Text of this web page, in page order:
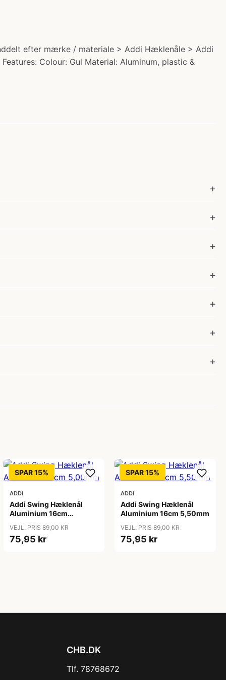
efter mærke / materiale > Addi Hæklenåle > Addi
Colour: Gul Material: Aluminum, plastic &
SPAR 15%
ADDI
Addi Swing Hæklenål
Aluminium 16cm
VEJL. PRIS 89,00 KR
75,95 kr
SPAR 15%
ADDI
Addi Swing Hæklenål
Aluminium 16cm 5,50mm
VEJL. PRIS 89,00 KR
75,95 kr
CHB.DK
Tlf. 78768672